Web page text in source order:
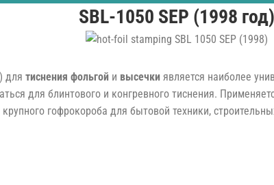
SBL-1050 SEP (1998 год)
для тиснения фольгой и высечки является наиболее
для блинтового и конгревного тиснения.
гофрокороба для бытовой техники,